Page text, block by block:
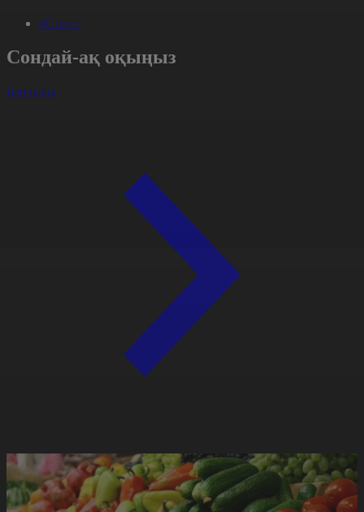
#Спорт
Сондай-ақ оқыңыз
Барлығы